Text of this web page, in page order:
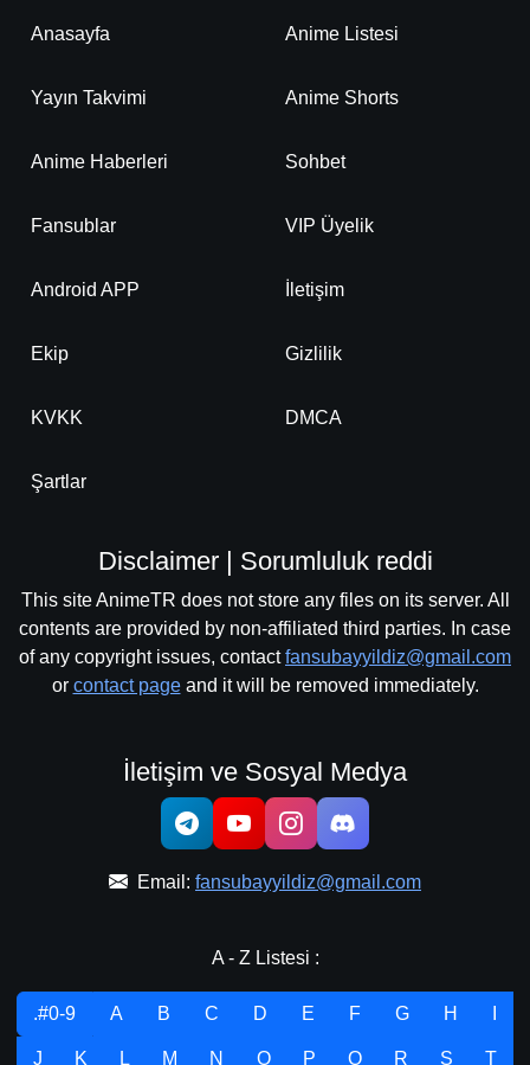
Anasayfa Anime Listesi
Yayın Takvimi Anime Shorts
Anime Haberleri Sohbet
Fansublar VIP Üyelik
Android APP İletişim
Ekip Gizlilik
KVKK DMCA
Şartlar
Disclaimer | Sorumluluk reddi
This site AnimeTR does not store any files on its server. All
contents are provided by non-affiliated third parties. In case
of any copyright issues, contactfansubayyildiz@gmail.com
or contact pageand it will be removed immediately.
İletişim ve Sosyal Medya
Email: fansubayyildiz@gmail.com
A - Z Listesi :
.#0-9 A B C D E F G H
J K L M N O P Q R S T